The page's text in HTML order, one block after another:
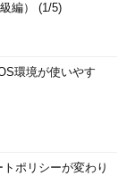
編） (1/5)
環境が使いやす
ポリシーが変わり